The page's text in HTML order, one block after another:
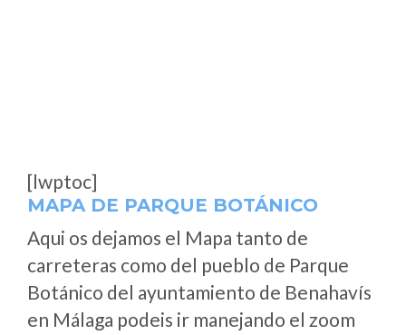
[lwptoc]
MAPA DE PARQUE BOTÁNICO
Aqui os dejamos el Mapa tanto de
carreteras como del pueblo de Parque
Botánico del ayuntamiento de Benahavís
en Málaga podeis ir manejando el zoom